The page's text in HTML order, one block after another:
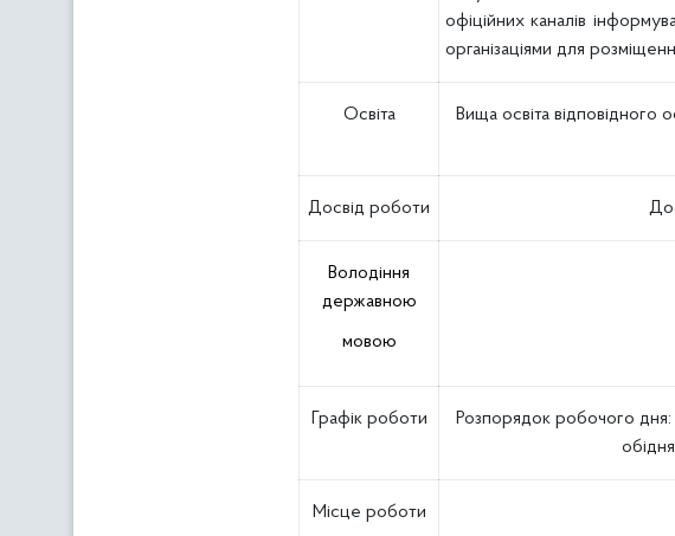
офіційних каналів
організаціями для
Освіта
Вища освіта відповідного
Досвід роботи
Володіння
державною
мовою
Графік роботи Розпорядок робочого дня:
Місце роботи